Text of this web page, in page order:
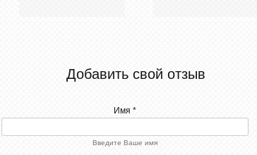
Добавить свой отзыв
Имя *
Введите Ваше имя